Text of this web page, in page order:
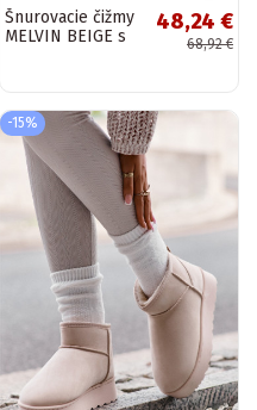
Šnurovacie čižmy
MELVIN BEIGE s
48,24 €
68,92 €
-15%